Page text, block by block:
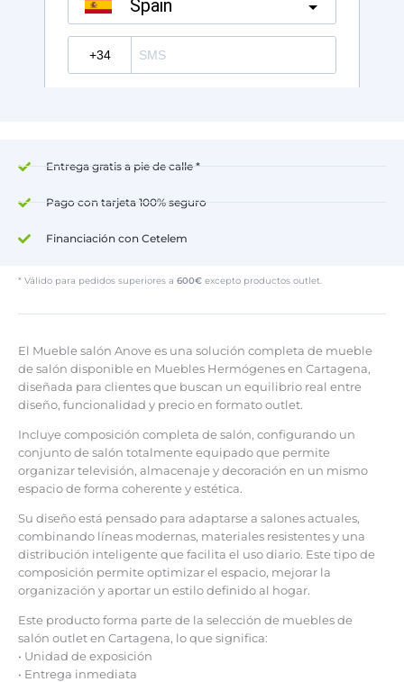
Entrega gratis a pie de calle *
Pago con tarjeta 100% seguro
Financiación con Cetelem
* Válido para pedidos superiores a 600€ excepto productos outlet.
El Mueble salón Anove es una solución completa de mueble
de salón disponible en Muebles Hermógenes en Cartagena,
diseñada para clientes que buscan un equilibrio real entre
diseño, funcionalidad y precio en formato outlet.
Incluye composición completa de salón, configurando un
conjunto de salón totalmente equipado que permite
organizar televisión, almacenaje y decoración en un mismo
espacio de forma coherente y estética.
Su diseño está pensado para adaptarse a salones actuales,
combinando líneas modernas, materiales resistentes y una
distribución inteligente que facilita el uso diario. Este tipo de
composición permite optimizar el espacio, mejorar la
organización y aportar un estilo definido al hogar.
Este producto forma parte de la selección de muebles de
salón outlet en Cartagena, lo que significa:
• Unidad de exposición
• Entrega inmediata